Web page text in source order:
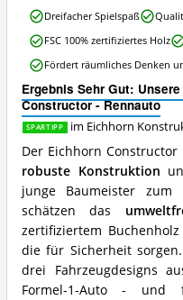
Holz
erhältlich?
Ergebnis Sehr Gut:
Constructor - Rennauto
SPARTIPP im Eichhorn
Der Eichhorn
robuste Konstruktion
junge Baumeister zum
schätzen das
zertifiziertem
die für Sicherheit
drei Fahrzeugdesigns
Formel-1-Auto - und
Eichhorn
Constructor
Rennauto
Vorteile:
Was
spricht
für
dieses
Eichhorn
Konstruktionsspielzeug
aus
Holz?
Dreifacher Spielspaß
FSC 100% zertifiziertes Holz
Fördert räumliches Denken